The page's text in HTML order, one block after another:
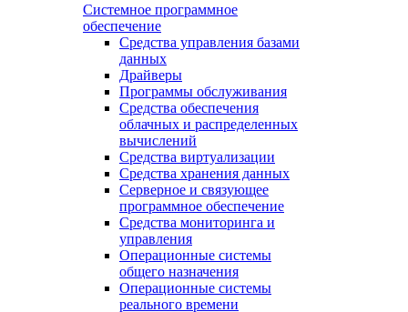
Системное программное
обеспечение
Средства управления базами
данных
Драйверы
Программы обслуживания
Средства обеспечения
облачных и распределенных
вычислений
Средства виртуализации
Средства хранения данных
Серверное и связующее
программное обеспечение
Средства мониторинга и
управления
Операционные системы
общего назначения
Операционные системы
реального времени